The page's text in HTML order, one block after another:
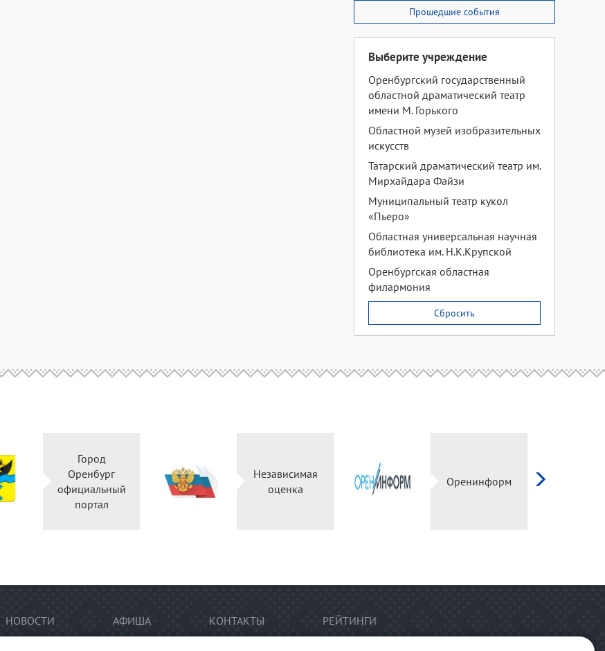
Прошедшие события
Выберите учреждение
Оренбургский государственный
областной драматический театр
имени М. Горького
Областной музей изобразительных
искусств
Татарский драматический театр им.
Мирхайдара Файзи
Муниципальный театр кукол
«Пьеро»
Областная универсальная научная
библиотека им. Н.К.Крупской
Оренбургская областная
филармония
Сбросить
Город
Оренбург
официальный
портал
Независимая
оценка
Оренинформ
НОВОСТИ АФИША КОНТАКТЫ РЕЙТИНГИ